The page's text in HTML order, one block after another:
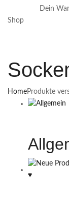
Dein
Shop
HomeProdukte